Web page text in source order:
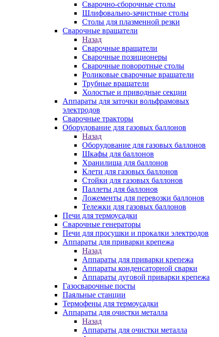
Сварочно-сборочные столы
Шлифовально-зачистные столы
Столы для плазменной резки
Сварочные вращатели
Назад
Сварочные вращатели
Сварочные позиционеры
Сварочные поворотные столы
Роликовые сварочные вращатели
Трубные вращатели
Холостые и приводные секции
Аппараты для заточки вольфрамовых
электродов
Сварочные тракторы
Оборудование для газовых баллонов
Назад
Оборудование для газовых баллонов
Шкафы для баллонов
Хранилища для баллонов
Клети для газовых баллонов
Стойки для газовых баллонов
Паллеты для баллонов
Ложементы для перевозки баллонов
Тележки для газовых баллонов
Печи для термоусадки
Сварочные генераторы
Печи для просушки и прокалки электродов
Аппараты для приварки крепежа
Назад
Аппараты для приварки крепежа
Аппараты конденсаторной сварки
Аппараты дуговой приварки крепежа
Газосварочные посты
Паяльные станции
Термофены для термоусадки
Аппараты для очистки металла
Назад
Аппараты для очистки металла